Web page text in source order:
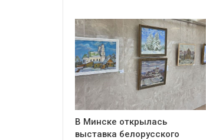
В Минске открылась
выставка белорусского